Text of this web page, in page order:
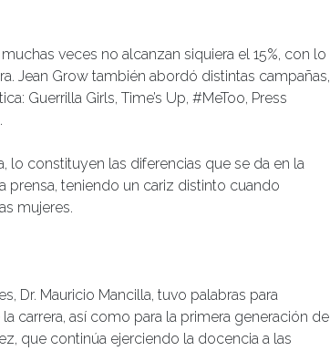
veces no alcanzan siquiera el 15%, con lo
Jean Grow también abordó distintas campañas,
Guerrilla Girls, Time’s Up, #MeToo, Press
lo constituyen las diferencias que se da en la
prensa, teniendo un cariz distinto cuando
mujeres.
Dr. Mauricio Mancilla, tuvo palabras para
carrera, así como para la primera generación de
que continúa ejerciendo la docencia a las